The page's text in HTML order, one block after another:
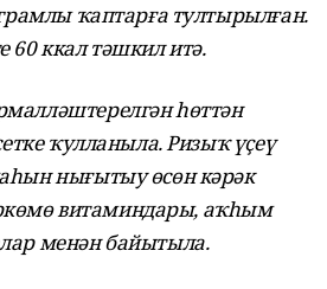
ҡаптарға тултырылған.
60 ккал тәшкил итә.
һөттән
ҡулланыла. Ризыҡ үҫеү
нығытыу өсөн кәрәк
витаминдары, аҡһым
менән байытыла.